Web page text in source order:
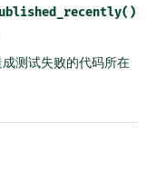
测试失败的代码所在